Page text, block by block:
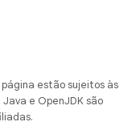
estão sujeitos às
. Java e OpenJDK são